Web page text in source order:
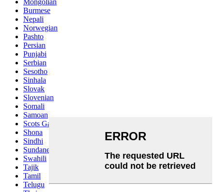
Burmese
Nepali
Norwegian
Pashto
Persian
Punjabi
Serbian
Sesotho
Sinhala
Slovak
Slovenian
Somali
Samoan
Scots Gaelic
Shona
Sindhi
Sundanese
Swahili
Tajik
Tamil
Telugu